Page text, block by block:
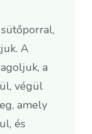
A
a
végül
amely
és